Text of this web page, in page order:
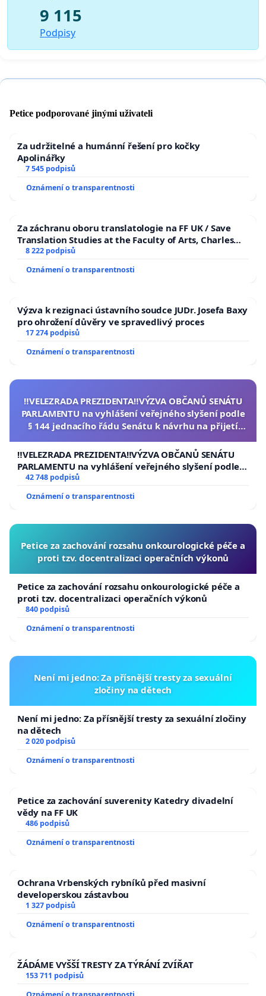
9 115
Podpisy
Petice podporované jinými uživateli
Za udržitelné a humánní řešení pro kočky
Apolinářky
7 545 podpisů
Oznámení o transparentnosti
Za záchranu oboru translatologie na FF UK / Save
Translation Studies at the Faculty of Arts, Charles
University
8 222 podpisů
Oznámení o transparentnosti
Výzva k rezignaci ústavního soudce JUDr. Josefa Baxy
pro ohrožení důvěry ve spravedlivý proces
17 274 podpisů
Oznámení o transparentnosti
‼️VELEZRADA PREZIDENTA‼️VÝZVA OBČANŮ SENÁTU
PARLAMENTU na vyhlášení veřejného slyšení podle
§ 144 jednacího řádu Senátu k návrhu na přijetí
republiky
‼️VELEZRADA PREZIDENTA‼️VÝZVA OBČANŮ SENÁTU
PARLAMENTU na vyhlášení veřejného slyšení podle §
144 jednacího řádu Senátu k návrhu na přijetí
republiky
42 748 podpisů
Oznámení o transparentnosti
Petice za zachování rozsahu onkourologické péče a
proti tzv. docentralizaci operačních výkonů
Petice za zachování rozsahu onkourologické péče a
proti tzv. docentralizaci operačních výkonů
840 podpisů
Oznámení o transparentnosti
Není mi jedno: Za přísnější tresty za sexuální
zločiny na dětech
Není mi jedno: Za přísnější tresty za sexuální zločiny
na dětech
2 020 podpisů
Oznámení o transparentnosti
Petice za zachování suverenity Katedry divadelní
vědy na FF UK
486 podpisů
Oznámení o transparentnosti
Ochrana Vrbenských rybníků před masivní
developerskou zástavbou
1 327 podpisů
Oznámení o transparentnosti
ŽÁDÁME VYŠŠÍ TRESTY ZA TÝRÁNÍ ZVÍŘAT
153 711 podpisů